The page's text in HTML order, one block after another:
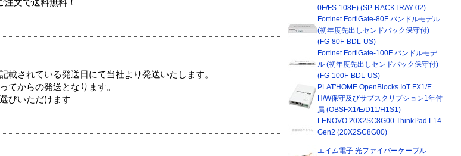
文で送料無料！
されている発送日にて当社より発送いたします。
てからの発送となります。
びいただけます
0F/FS-108E) (SP-RACKTRAY-02)
Fortinet FortiGate-80F バンドルモデル
(初年度先出しセンドバック保守付)
(FG-80F-BDL-US)
Fortinet FortiGate-100F バンドルモデ
ル (初年度先出しセンドバック保守付)
(FG-100F-BDL-US)
PLAT'HOME OpenBlocks IoT FX1/E
H/W保守及びサブスクリプション1年付
属 (OBSFX1/E/D11/H1S1)
LENOVO 20X2SC8G00 ThinkPad L14
Gen2 (20X2SC8G00)
エイム電子 光ファイバーケーブル